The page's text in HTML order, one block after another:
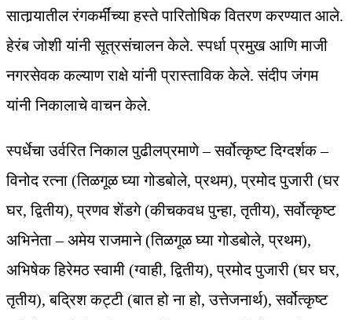
सातार्‍यातील रंगकर्मींच्या हस्ते पारितोषिक वितरण करण्यात आले.
हेरंब जोशी यांनी सूत्रसंचालन केले. स्पर्धा प्रमुख आणि माजी
नगरसेवक कल्याण राक्षे यांनी प्रास्ताविक केले. संदीप जंगम
यांनी निकालाचे वाचन केले.
स्पर्धेचा उर्वरित निकाल पुढीलप्रमाणे – सर्वोत्कृष्ट दिग्दर्शक –
विनोद रत्ना (तिळगूळ घ्या गोडबोले, प्रथम), प्रमोद पुजारी (घर
घर, द्वितीय), प्रणव शेंडगे (कीचकवध पुन्हा, तृतीय), सर्वोत्कृष्ट
अभिनेता – अमेय राजमाने (तिळगूळ घ्या गोडबोले, प्रथम),
अभिषेक हिरेमठ स्वामी (ग्वाही, द्वितीय), प्रमोद पुजारी (घर घर,
तृतीय), बद्रिश कट्टी (बात हो ना हो, उत्तेजनार्थ), सर्वोत्कृष्ट